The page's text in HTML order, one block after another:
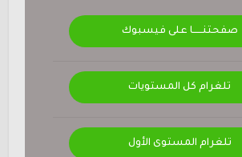
صفحتنــــــا على فيسبوك
تلغرام كل المستويات
تلغرام المستوى الأول